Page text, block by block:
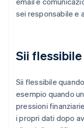
sei responsabile e
Sii
Sii flessibile
esempio quando
pressioni
i propri dati dopo